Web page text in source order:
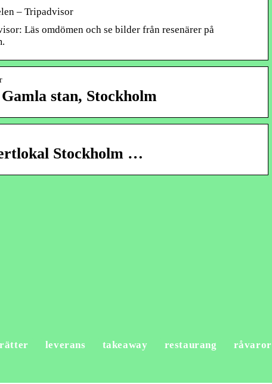
– Tripadvisor
Läs omdömen och se bilder från resenärer på
stan, Stockholm
Stockholm …
leverans takeaway restaurang råvaror